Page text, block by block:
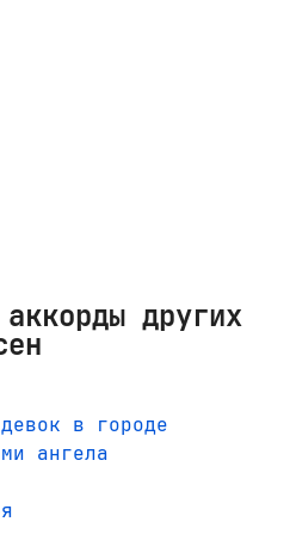
других
в городе
ангела